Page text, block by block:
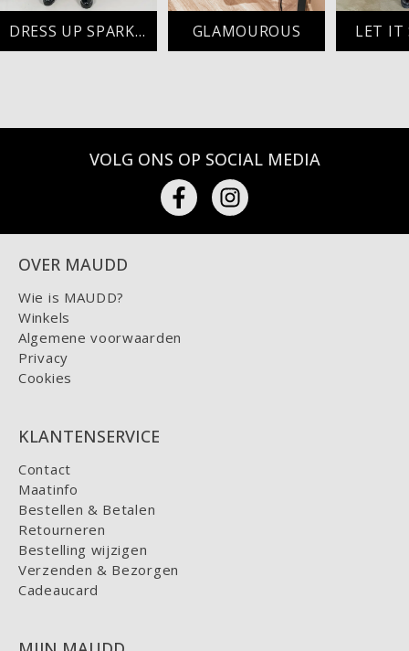
DRESS UP SPARKLY GLAMOUROUS LET IT
VOLG ONS OP SOCIAL MEDIA
OVER MAUDD
Wie is MAUDD?
Winkels
Algemene voorwaarden
Privacy
Cookies
KLANTENSERVICE
Contact
Maatinfo
Bestellen & Betalen
Retourneren
Bestelling wijzigen
Verzenden & Bezorgen
Cadeaucard